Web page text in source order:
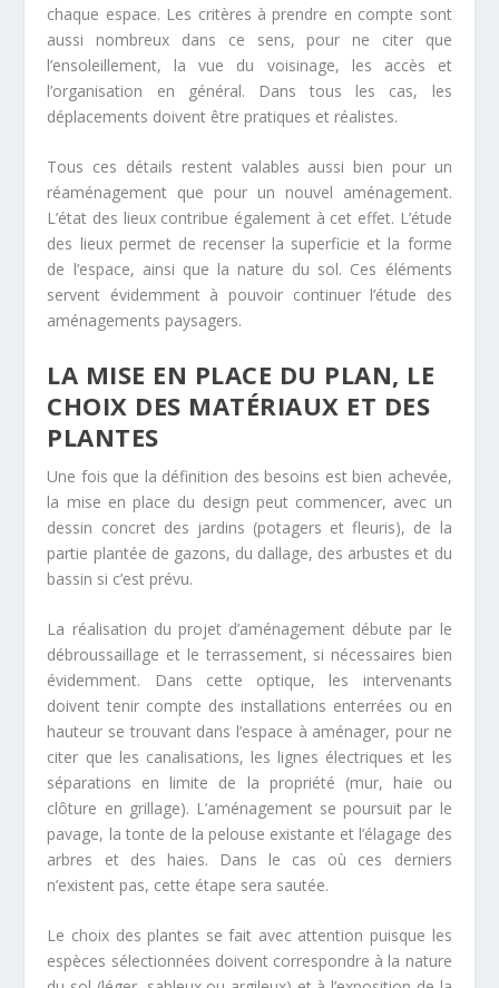
chaque espace. Les critères à prendre en compte sont
aussi nombreux dans ce sens, pour ne citer que
l’ensoleillement, la vue du voisinage, les accès et
l’organisation en général. Dans tous les cas, les
déplacements doivent être pratiques et réalistes.
Tous ces détails restent valables aussi bien pour un
réaménagement que pour un nouvel aménagement.
L’état des lieux contribue également à cet effet. L’étude
des lieux permet de recenser la superficie et la forme
de l’espace, ainsi que la nature du sol. Ces éléments
servent évidemment à pouvoir continuer l’étude des
aménagements paysagers.
LA MISE EN PLACE DU PLAN, LE
CHOIX DES MATÉRIAUX ET DES
PLANTES
Une fois que la définition des besoins est bien achevée,
la mise en place du design peut commencer, avec un
dessin concret des jardins (potagers et fleuris), de la
partie plantée de gazons, du dallage, des arbustes et du
bassin si c’est prévu.
La réalisation du projet d’aménagement débute par le
débroussaillage et le terrassement, si nécessaires bien
évidemment. Dans cette optique, les intervenants
doivent tenir compte des installations enterrées ou en
hauteur se trouvant dans l’espace à aménager, pour ne
citer que les canalisations, les lignes électriques et les
séparations en limite de la propriété (mur, haie ou
clôture en grillage). L’aménagement se poursuit par le
pavage, la tonte de la pelouse existante et l’élagage des
arbres et des haies. Dans le cas où ces derniers
n’existent pas, cette étape sera sautée.
Le choix des plantes se fait avec attention puisque les
espèces sélectionnées doivent correspondre à la nature